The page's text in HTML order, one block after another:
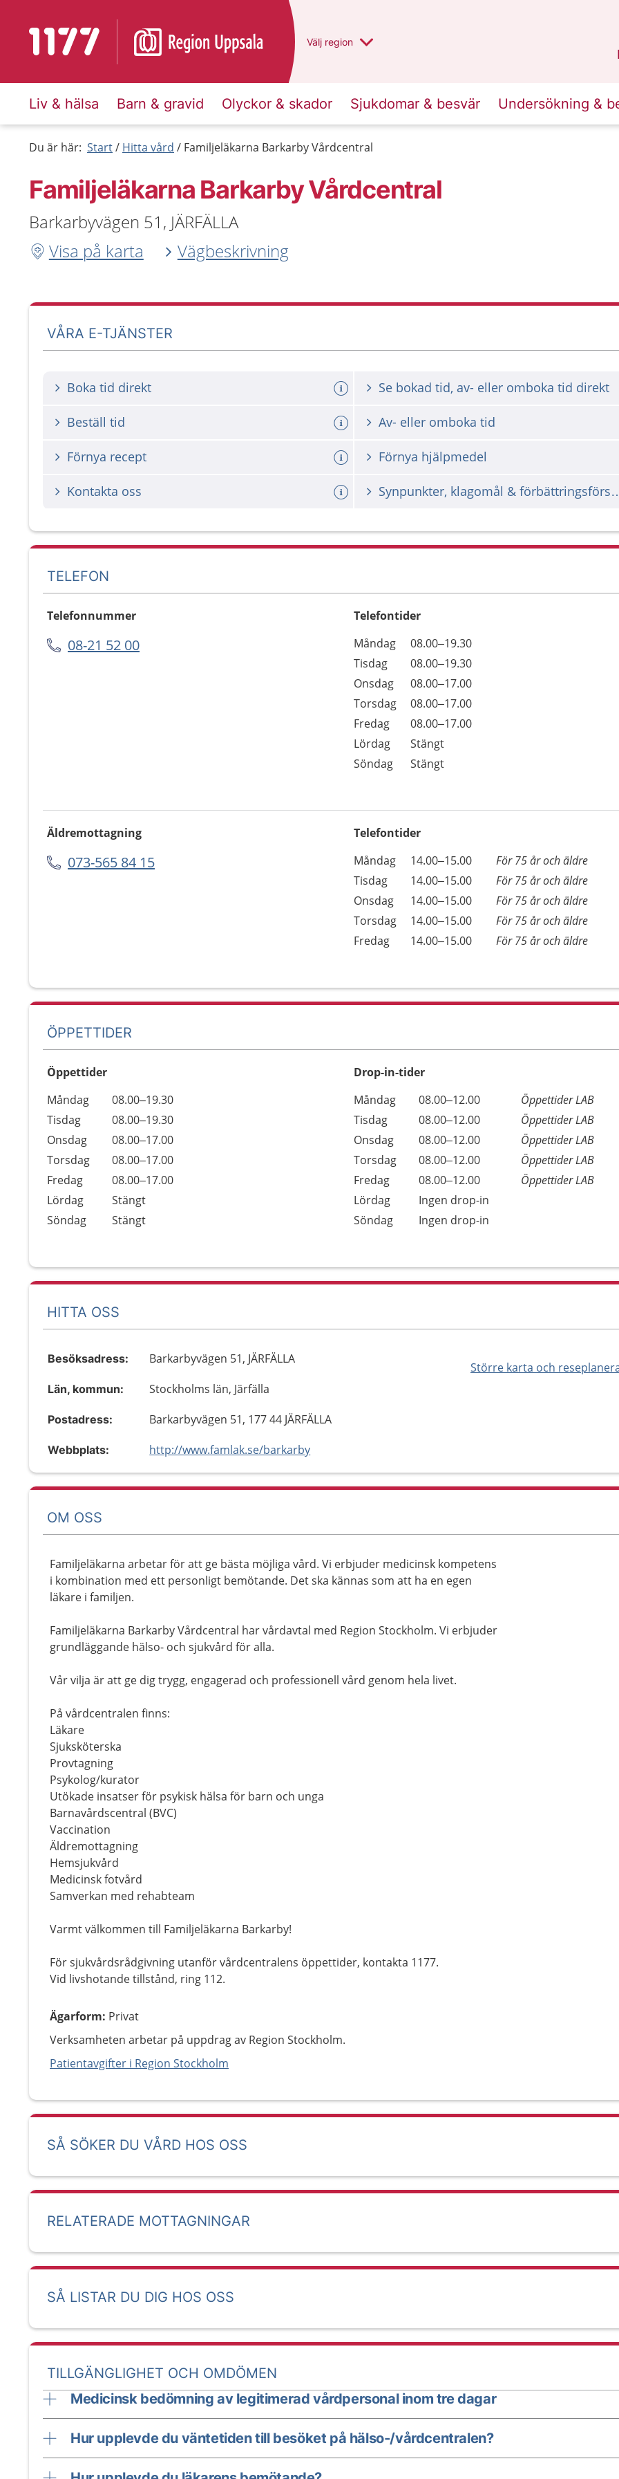
Till startsidan för 1177 Du har valt region
Välj en annan
region
Liv & hälsa Barn & gravid Olyckor & skador Sjukdomar & besvär Undersökning &
Du är här: Start Hitta vård Familjeläkarna Barkarby Vårdcentral
Familjeläkarna Barkarby Vårdcentral
Barkarbyvägen 51, JÄRFÄLLA
Visa på karta
Vägbeskrivning
VÅRA E-TJÄNSTER
Boka tid direkt Se bokad tid, av- eller omboka tid direkt
Beställ tid Av- eller omboka tid
Förnya recept Förnya hjälpmedel
Kontakta oss Synpunkter,
TELEFON
Telefonnummer
08-21 52 00
Telefontider
Dag
Öppettider
Kommentarer
Måndag
08.00–19.30
Tisdag
08.00–19.30
Onsdag
08.00–17.00
Torsdag
08.00–17.00
Fredag
08.00–17.00
Lördag
Stängt
Söndag
Stängt
Äldremottagning
073-565 84 15
Telefontider
Dag
Öppettider
Kommentarer
Måndag 14.00–15.00
För 75 år och äldre
Tisdag
14.00–15.00
För 75 år och äldre
Onsdag
14.00–15.00
För 75 år och äldre
Torsdag
14.00–15.00
För 75 år och äldre
Fredag
14.00–15.00 För 75 år och äldre
ÖPPETTIDER
Öppettider
Dag
Öppettider
Kommentarer
Måndag
08.00–19.30
Tisdag
08.00–19.30
Onsdag
08.00–17.00
Torsdag
08.00–17.00
Fredag
08.00–17.00
Lördag
Stängt
Söndag
Stängt
Drop-in-tider
Måndag
08.00–12.00
Öppettider LAB
Tisdag
08.00–12.00
Öppettider LAB
Onsdag
08.00–12.00
Öppettider LAB
Torsdag
08.00–12.00
Öppettider LAB
Fredag
08.00–12.00
Öppettider LAB
Lördag
Ingen drop-in
Söndag
Ingen drop-in
HITTA OSS
Större karta och
Besöksadress: Barkarbyvägen 51, JÄRFÄLLA
Län, kommun: Stockholms län, Järfälla
Postadress: Barkarbyvägen 51, 177 44 JÄRFÄLLA
Webbplats: http://www.famlak.se/barkarby
OM OSS
Familjeläkarna arbetar för att ge bästa möjliga vård. Vi erbjuder medicinsk kompetens
i kombination med ett personligt bemötande. Det ska kännas som att ha en egen
läkare i familjen.
Familjeläkarna Barkarby Vårdcentral har vårdavtal med Region Stockholm. Vi erbjuder
grundläggande hälso- och sjukvård för alla.
Vår vilja är att ge dig trygg, engagerad och professionell vård genom hela livet.
På vårdcentralen finns:
Läkare
Sjuksköterska
Provtagning
Psykolog/kurator
Utökade insatser för psykisk hälsa för barn och unga
Barnavårdscentral (BVC)
Vaccination
Äldremottagning
Hemsjukvård
Medicinsk fotvård
Samverkan med rehabteam
Varmt välkommen till Familjeläkarna Barkarby!
För sjukvårdsrådgivning utanför vårdcentralens öppettider, kontakta 1177.
Vid livshotande tillstånd, ring 112.
Ägarform: Privat
Verksamheten arbetar på uppdrag av Region Stockholm.
Patientavgifter i Region Stockholm
SÅ SÖKER DU VÅRD HOS OSS
RELATERADE MOTTAGNINGAR
SÅ LISTAR DU DIG HOS OSS
TILLGÄNGLIGHET OCH OMDÖMEN
Medicinsk bedömning av legitimerad vårdpersonal inom tre dagar
Hur upplevde du väntetiden till besöket på hälso-/vårdcentralen?